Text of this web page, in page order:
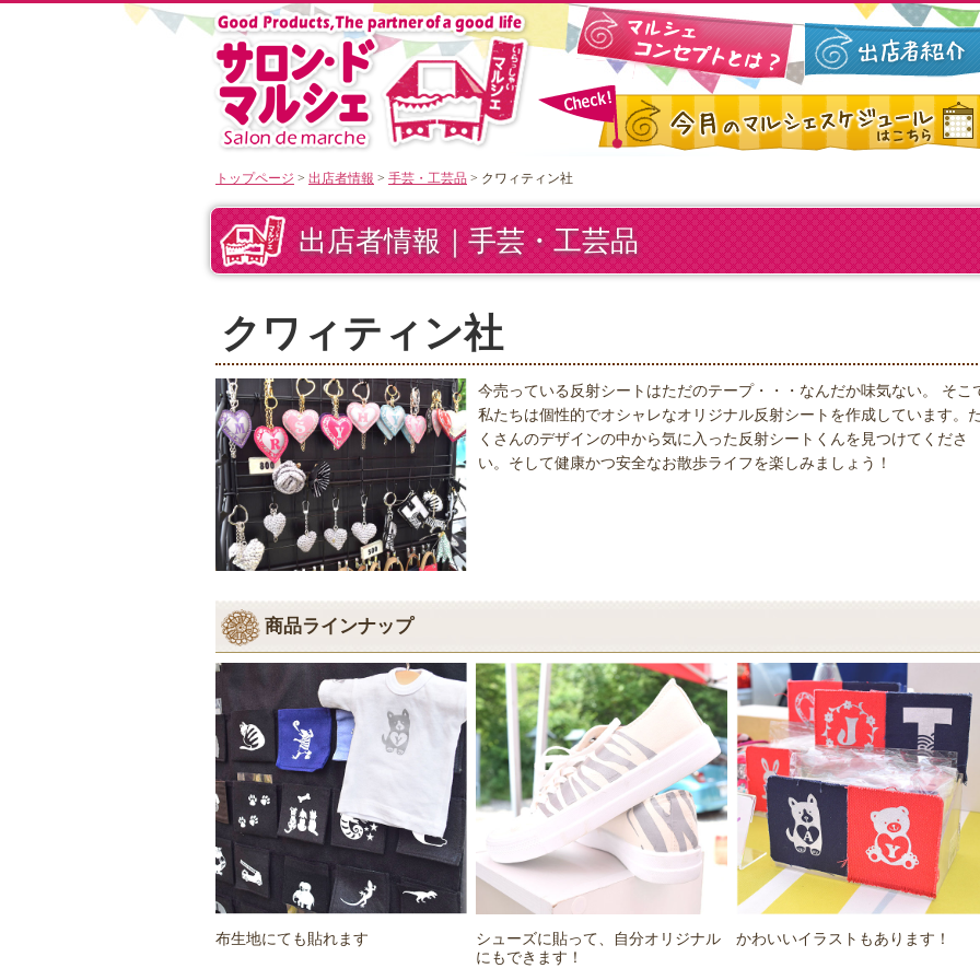
トップページ > 出店者情報 > 手芸・工芸品 > クワィティン社
出店者情報｜手芸・工芸品
クワィティン社
今売っている反射シートはただのテープ・・・なんだか味気ない。 そこ
私たちは個性的でオシャレなオリジナル反射シートを作成しています。
くさんのデザインの中から気に入った反射シートくんを見つけてくださ
い。そして健康かつ安全なお散歩ライフを楽しみましょう！
商品ラインナップ
布生地にても貼れます
シューズに貼って、自分オリジナル
にもできます！
かわいいイラストもあります！